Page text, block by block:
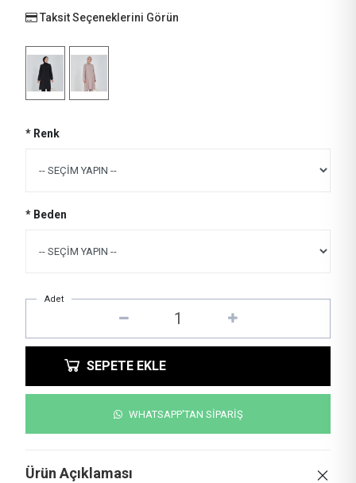
Taksit Seçeneklerini Görün
* Renk
* Beden
Adet
SEPETE EKLE
WHATSAPP'TAN SİPARİŞ
Ürün Açıklaması